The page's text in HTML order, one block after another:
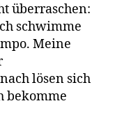
überraschen:
schwimme
Meine
lösen sich
bekomme